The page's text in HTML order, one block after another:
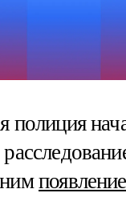
полиция